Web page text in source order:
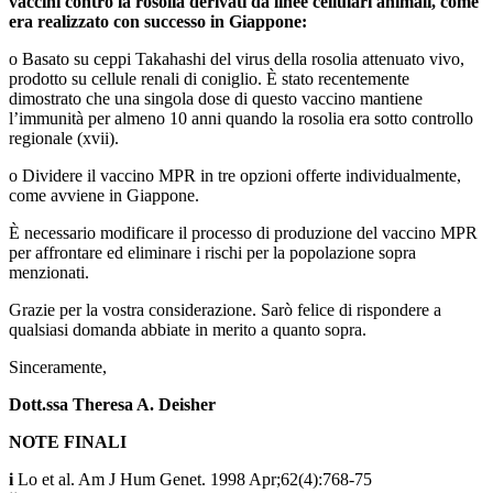
era realizzato con successo in Giappone:
o Basato su ceppi Takahashi del virus della rosolia attenuato vivo,
prodotto su cellule renali di coniglio. È stato recentemente
dimostrato che una singola dose di questo vaccino mantiene
l’immunità per almeno 10 anni quando la rosolia era sotto controllo
regionale (xvii).
o Dividere il vaccino MPR in tre opzioni offerte individualmente,
come avviene in Giappone.
È necessario modificare il processo di produzione del vaccino MPR
per affrontare ed eliminare i rischi per la popolazione sopra
menzionati.
Grazie per la vostra considerazione. Sarò felice di rispondere a
qualsiasi domanda abbiate in merito a quanto sopra.
Sinceramente,
Dott.ssa Theresa A. Deisher
NOTE FINALI
i Lo et al. Am J Hum Genet. 1998 Apr;62(4):768-75